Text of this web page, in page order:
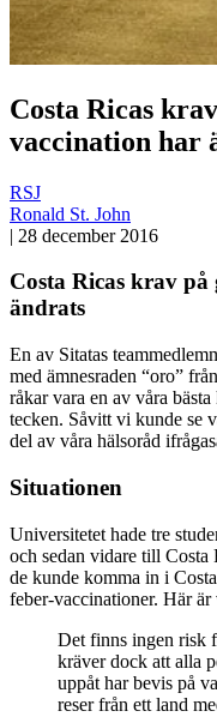
Costa Ricas
vaccination har
RSJ
Ronald St. John
| 28 december 2016
Costa Ricas krav
ändrats
En av Sitatas
med ämnesraden “oro”
råkar vara en av våra
tecken. Såvitt vi kunde se
del av våra hälsoråd
Situationen
Universitetet hade tre
och sedan vidare till Costa
de kunde komma in i
feber-vaccinationer. Här
Det finns ingen risk
kräver dock att alla
uppåt har bevis på
reser från ett land